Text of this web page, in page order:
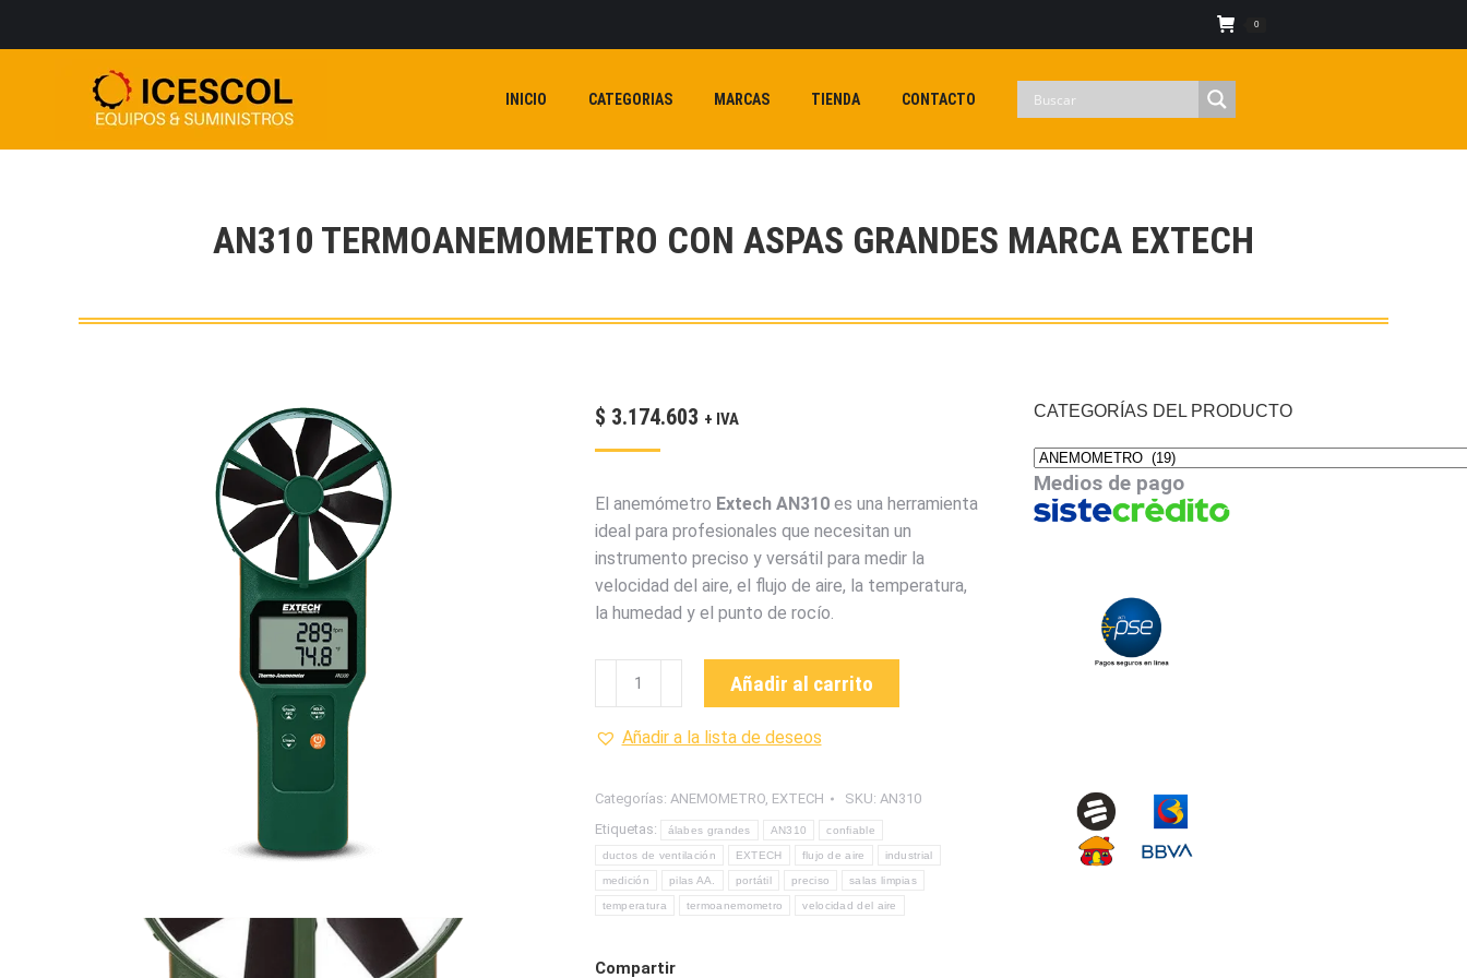
0
INICIO CATEGORIAS MARCAS TIENDA CONTACTO
AN310 TERMOANEMOMETRO CON ASPAS GRANDES MARCA EXTECH
$ 3.174.603 + IVA
El anemómetro Extech AN310es una herramienta
ideal para profesionales que necesitan un
instrumento preciso y versátil para medir la
velocidad del aire, el flujo de aire, la temperatura,
la humedad y el punto de rocío.
AN310
CON
MARCA
EXTECH
cantidad
Añadir al carrito
Añadir a la lista de deseos
Categorías: ANEMOMETRO, EXTECH SKU: AN310
Etiquetas:
álabes grandes AN310 confiable
ductos de ventilación EXTECH flujo de aire industrial
medición pilas AA. portátil preciso salas limpias
temperatura termoanemometro velocidad del aire
Compartir
CATEGORÍAS DEL PRODUCTO
Medios de pago